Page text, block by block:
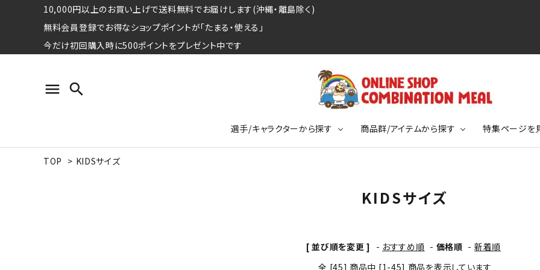
10,000円以上のお買い上げで送料無料でお届けします(沖縄・離島除く)
無料会員登録でお得なショップポイントが「たまる・使える」
今だけ初回購入時に500ポイントをプレゼント中です
menu search
選手/キャラクターから探す
ジャパニメーションコレクション カジュアルフットボールスタイル
商品群/アイテムから探す 特集ページを
球史に残る伝説シリーズ
TOP > KIDSサイズ
KIDSサイズ
[ 並び順を変更 ] - おすすめ順 - 価格順 - 新着順
全 [45] 商品中 [1-45] 商品を表示しています